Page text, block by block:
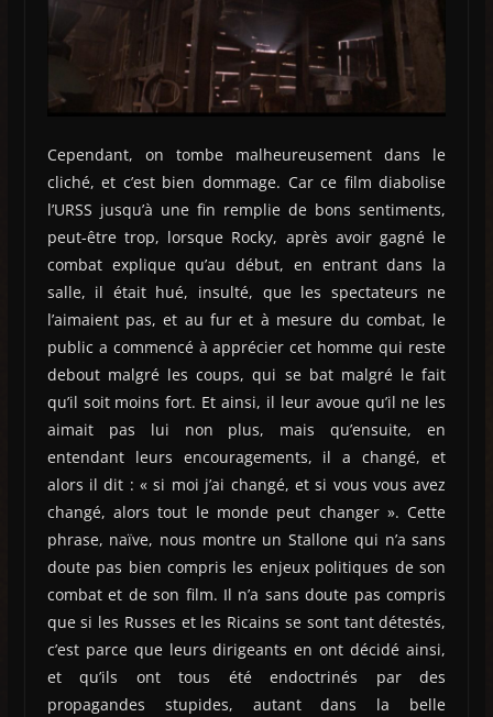
Cependant, on tombe malheureusement dans le
cliché, et c’est bien dommage. Car ce film diabolise
l’URSS jusqu’à une fin remplie de bons sentiments,
peut-être trop, lorsque Rocky, après avoir gagné le
combat explique qu’au début, en entrant dans la
salle, il était hué, insulté, que les spectateurs ne
l’aimaient pas, et au fur et à mesure du combat, le
public a commencé à apprécier cet homme qui reste
debout malgré les coups, qui se bat malgré le fait
qu’il soit moins fort. Et ainsi, il leur avoue qu’il ne les
aimait pas lui non plus, mais qu’ensuite, en
entendant leurs encouragements, il a changé, et
alors il dit : « si moi j’ai changé, et si vous vous avez
changé, alors tout le monde peut changer ». Cette
phrase, naïve, nous montre un Stallone qui n’a sans
doute pas bien compris les enjeux politiques de son
combat et de son film. Il n’a sans doute pas compris
que si les Russes et les Ricains se sont tant détestés,
c’est parce que leurs dirigeants en ont décidé ainsi,
et qu’ils ont tous été endoctrinés par des
propagandes stupides, autant dans la belle